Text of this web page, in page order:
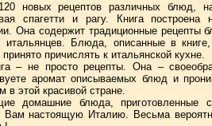
новых рецептов различных блюд,
спагетти и рагу. Книга
Она содержит традиционные рецепты
итальянцев. Блюда, описанные в
причислять к итальянской кухне.
– не просто рецепты. Она –
аромат описываемых блюд и
в этой красивой стране.
домашние блюда, приготовленные
Вам настоящую Италию. Весьма